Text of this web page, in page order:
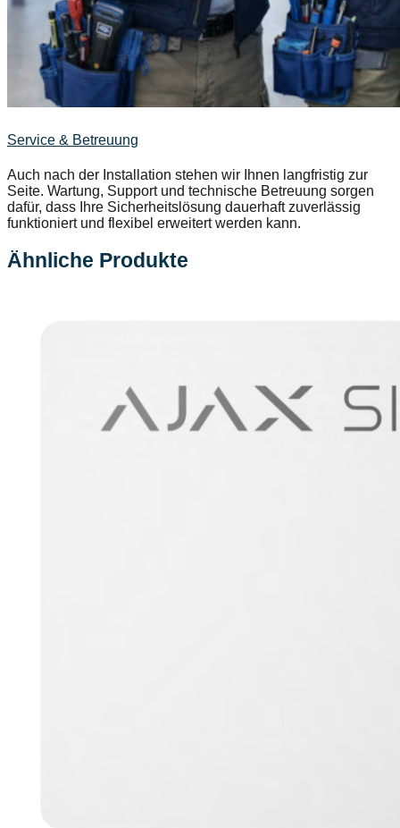
Service & Betreuung
Auch nach der Installation stehen wir Ihnen langfristig zur
Seite. Wartung, Support und technische Betreuung sorgen
dafür, dass Ihre Sicherheitslösung dauerhaft zuverlässig
funktioniert und flexibel erweitert werden kann.
Ähnliche Produkte